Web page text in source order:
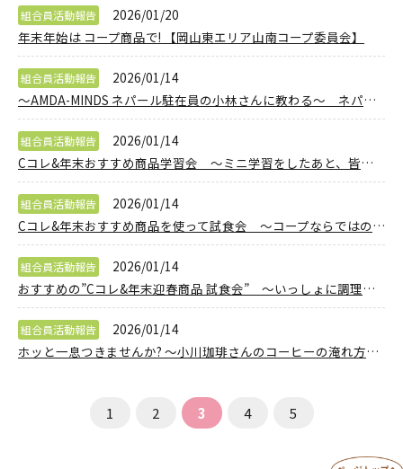
組合員活動報告
2026/01/20
年末年始は コープ商品で! 【岡山東エリア山南コープ委員会】
組合員活動報告
2026/01/14
～AMDA-MINDS ネパール駐在員の小林さんに教わる～ ネパール式本格的チャイ♡の淹れ方 【岡山西エリア野谷コープ委員会】
組合員活動報告
2026/01/14
Cコレ&年末おすすめ商品学習会 ～ミニ学習をしたあと、皆で楽しく、おいしさを実感いたしましょう～ 【岡山西エリア妹尾コープ委員会】
組合員活動報告
2026/01/14
Cコレ&年末おすすめ商品を使って試食会 ～コープならではのCコレ商品で料理し、楽しく交流しましょう～ 【岡山西エリア灘崎コープ委員会】
組合員活動報告
2026/01/14
おすすめの”Cコレ&年末迎春商品 試食会” ～いっしょに調理して楽しくおしゃべりしながら交流しませんか。～ 【井笠エリア里庄コープ委員会】
組合員活動報告
2026/01/14
ホッと一息つきませんか? ～小川珈琲さんのコーヒーの淹れ方講座～ 【岡山東エリア日生コープ委員会】
1 2 3 4 5